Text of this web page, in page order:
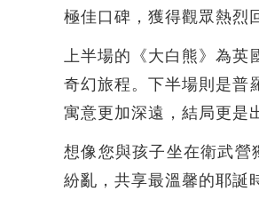
極佳口碑，獲得觀眾熱烈
上半場的《大白熊》為英
奇幻旅程。下半場則是普
寓意更加深遠，結局更是
想像您與孩子坐在衛武
紛亂，共享最溫馨的耶誕